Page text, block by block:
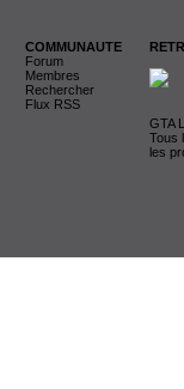
COMMUNAUTE
Forum
Membres
Rechercher
Flux RSS
GTA
Tous
les